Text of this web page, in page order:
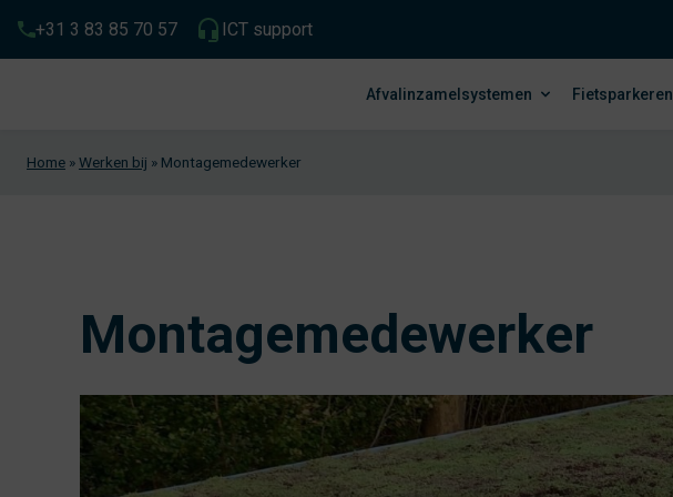
+31 3 83 85 70 57 ICT support
Afvalinzamelsystemen Fietsparkeren
Home »Werken bij » Montagemedewerker
Montagemedewerker